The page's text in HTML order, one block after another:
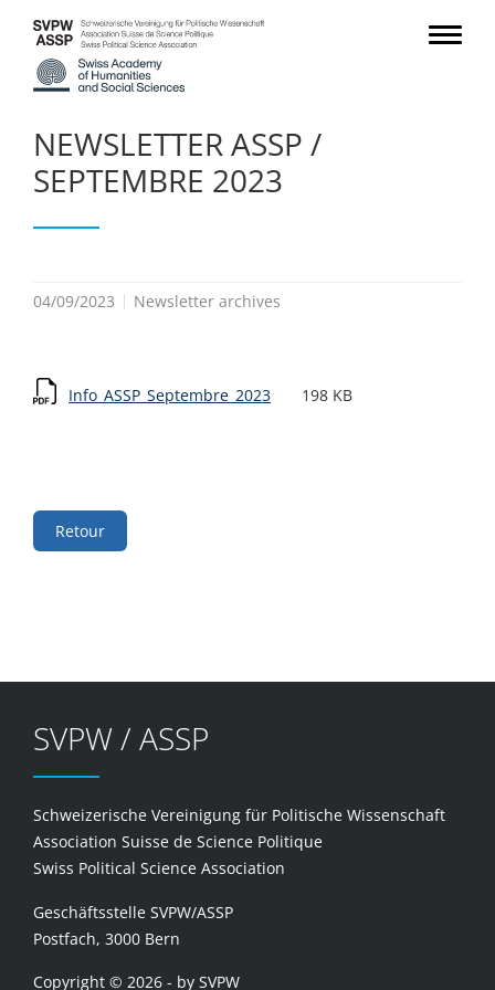
NEWSLETTER ASSP /
SEPTEMBRE 2023
04/09/2023 Newsletter archives
Info_ASSP_Septembre_2023 198 KB
Retour
SVPW / ASSP
Schweizerische Vereinigung für Politische Wissenschaft
Association Suisse de Science Politique
Swiss Political Science Association
Geschäftsstelle SVPW/ASSP
Postfach, 3000 Bern
Copyright © 2026 - by SVPW